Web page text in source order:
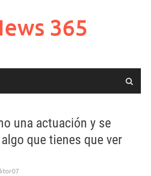
365
una actuación y se
que tienes que ver